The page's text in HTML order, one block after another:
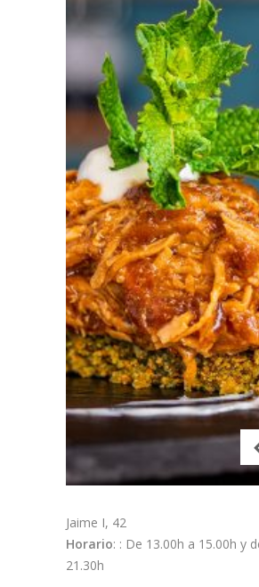
Prensa
Jaime I, 42
Horario: : De 13.00h a 15.00h y
21.30h